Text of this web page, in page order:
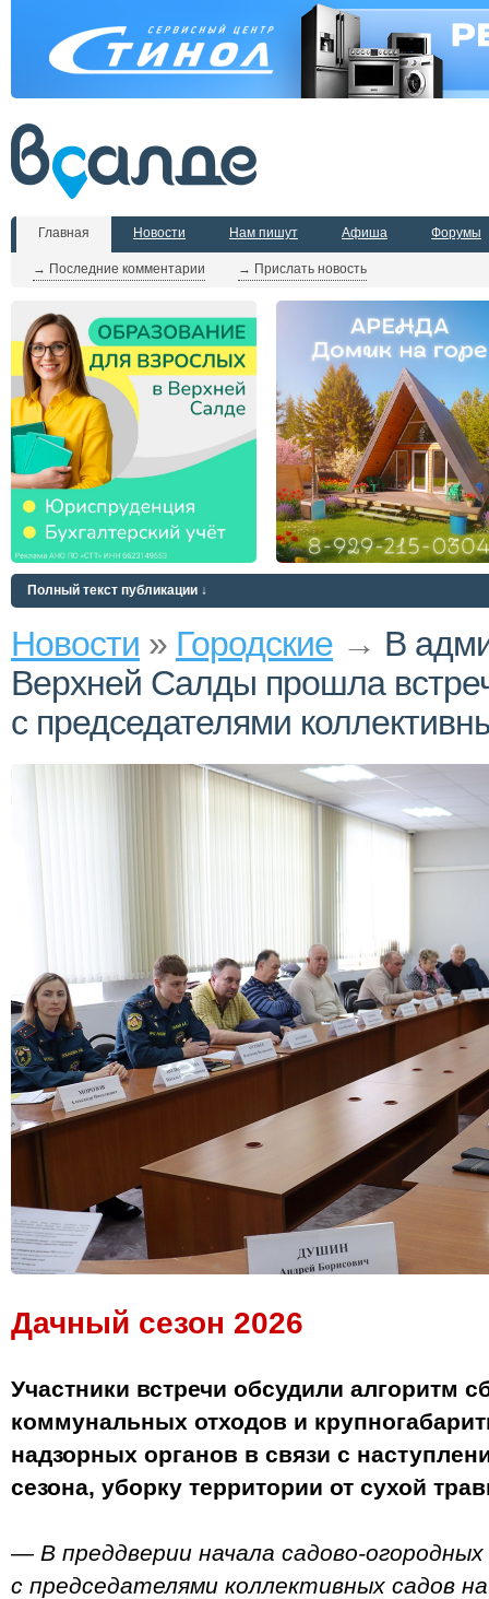
Главная
→ Последние комментарии → Прислать новость
Новости Нам пишут Афиша Форумы
Полный текст публикации ↓
Новости » Городские → В
Верхней Салды прошла
с председателями
Дачный сезон 2026
Участники встречи обсудили алгоритм
коммунальных отходов и
надзорных органов в связи с
сезона, уборку территории от сухой
— В преддверии начала садово-
с председателями коллективных садов